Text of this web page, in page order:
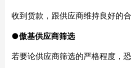
收到货款，跟供应商维持良好的合
●傲基供应商筛选
若要论供应商筛选的严格程度，